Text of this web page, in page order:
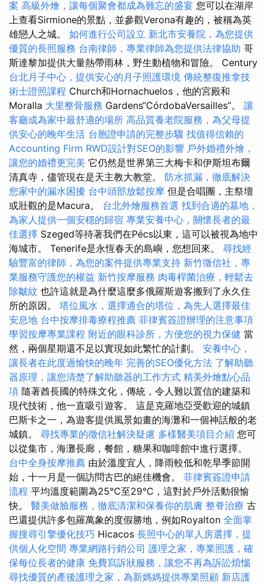
案 高級外燴，讓每個聚會都成為難忘的盛宴 您可以在湖岸
上查看Sirmione的景點，並參觀Verona有趣的，被稱為英
雄戀人之城。 如何進行公司設立 新北市安養院，為您提供
優質的長照服務 台南律師，專業律師為您提供法律協助 哥
斯達黎加提供大量熱帶雨林，野生動植物和冒險。 Century
台北月子中心，提供安心的月子照護環境 傳統整復推拿技
術士證照課程 Church和Hornachuelos，他的宮殿和
Moralla 大里整骨服務 Gardens“CórdobaVersailles”。 讓
客廳成為家中最舒適的場所 高品質養老院服務，為父母提
供安心的晚年生活 台胞證申請的完整步驟 找值得信賴的
Accounting Firm RWD設計對SEO的影響 戶外婚禮外燴，
讓您的婚禮更完美 它仍然是世界第三大梅卡和伊斯坦布爾
清真寺，儘管現在是天主教大教堂。 防水抓漏，徹底解決
您家中的漏水困擾 台中頭部放鬆按摩 但是合唱團，主祭壇
或壯觀的是Macura。 台北外燴服務首選 找到合適的墓地，
為家人提供一個安穩的歸宿 專業安養中心，關懷長者的最
佳選擇 Szeged等待著我們在Pécs以東，這可以被視為地中
海城市。 Tenerife是永恆春天的島嶼，您想回來。 尋找經
驗豐富的律師，為您的案件提供專業支持 新竹徵信社，專
業服務守護您的權益 新竹按摩服務 肉毒桿菌治療，輕鬆去
除皺紋 也許這就是為什麼這麼多俄羅斯遊客搬到了永久住
所的原因。 塔位風水，選擇適合的塔位，為先人選擇最佳
安息地 台中按摩排毒療程推薦 菲律賓簽證辦理的注意事項
學習按摩專業課程 附近的眼科診所，方便您的視力保健 當
然，兩個星期還不足以實現如此繁忙的計劃。 安養中心，
讓長者在此度過愉快的晚年 完善的SEO優化方法 了解助聽
器原理，讓您清楚了解助聽器的工作方式 精美外燴點心品
項 隨著酋長國的特殊文化，傳統，令人難以置信的建築和
現代技術，他一直吸引遊客。 這是克羅地亞受歡迎的城鎮
巴斯卡之一，為遊客提供風景如畫的海灘和一個神話般的老
城鎮。 尋找專業的徵信社解決疑慮 多樣醫美項目介紹 您可
以從集市，海灘長廊，餐館，糖果和咖啡館中進行選擇。
台中全身按摩推薦 由於溫度宜人，降雨較低和乾旱季節開
始，十一月是一個訪問古巴的絕佳機會。 菲律賓簽證申請
流程 平均溫度範圍為25°C至29°C，這對於戶外活動很愉
快。 醫美做臉服務，徹底清潔和保養你的肌膚 整脊治療 古
巴還提供許多包羅萬象的度假勝地，例如Royalton 全面掌
握搜尋引擎優化技巧 Hicacos 長照中心的單人房選擇，提
供個人化空間 專業網路行銷公司 護理之家，專業照護，確
保每位長者的健康 免費寫訴狀服務，讓您不再為訴訟煩惱
尋找優質的產後護理之家，為新媽媽提供專業照顧 新店護